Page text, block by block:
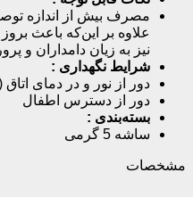
مصرف‌ بیش‌ از اندازه‌
علاوه‌ بر این‌که‌ باعث‌
نیز به‌ زیان‌ دامداران‌ و
شرایط‌ نگهداری :
دور از نور و در دمای اتاق (کمتر
دور از دسترس اطفال
بسته‌بندی :
ساشه 5 گرمی
مشخصات